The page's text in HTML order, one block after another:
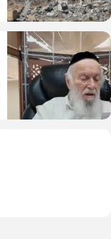
צבא וביטחון